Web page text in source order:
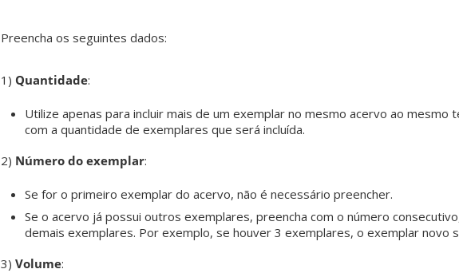
Preencha os seguintes dados:
1) Quantidade:
Utilize apenas para incluir mais de um exemplar no mesmo acervo ao mesmo
com a quantidade de exemplares que será incluída.
2) Número do exemplar:
Se for o primeiro exemplar do acervo, não é necessário preencher.
Se o acervo já possui outros exemplares, preencha com o número
demais exemplares. Por exemplo, se houver 3 exemplares, o exemplar novo
3) Volume: